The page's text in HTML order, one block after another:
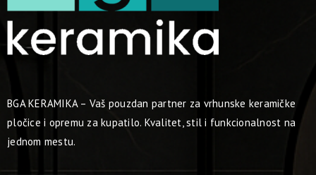
BGA KERAMIKA – Vaš pouzdan partner za vrhunske keramičke
pločice i opremu za kupatilo. Kvalitet, stil i funkcionalnost na
jednom mestu.